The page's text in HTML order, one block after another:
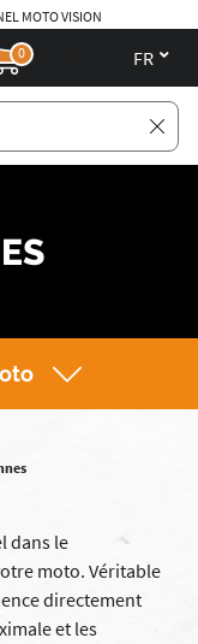
MOTO VISION
0
dans le
moto. Véritable
directement
et les